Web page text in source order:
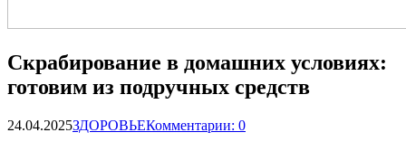
Скрабирование в домашних условиях:
готовим из подручных средств
24.04.2025ЗДОРОВЬЕКомментарии: 0